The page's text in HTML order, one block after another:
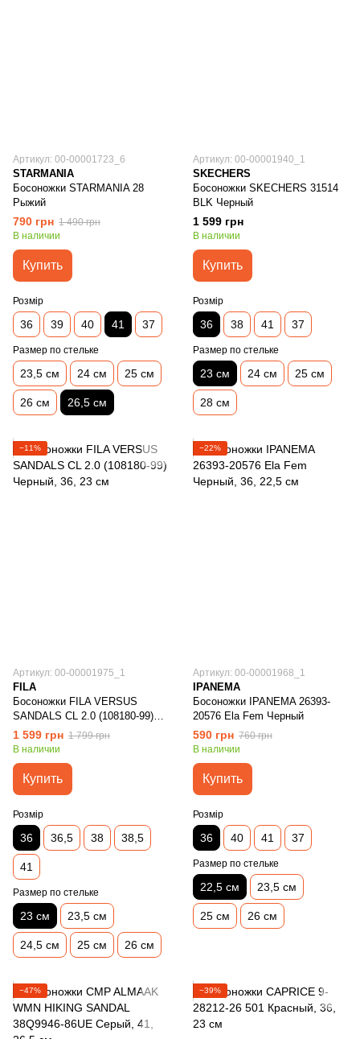
Артикул: 00-00001723_6
STARMANIA
Босоножки STARMANIA 28
Рыжий
790 грн 1 490 грн
В наличии
Купить
Розмір
36 39 40 41 37
Размер по стельке
23,5 см 24 см 25 см
26 см 26,5 см
Артикул: 00-00001940_1
SKECHERS
Босоножки SKECHERS 31514
BLK Черный
1 599 грн
В наличии
Купить
Розмір
36 38 41 37
Размер по стельке
23 см 24 см 25 см
28 см
−11%
Артикул: 00-00001975_1
FILA
Босоножки FILA VERSUS
SANDALS CL 2.0 (108180-99)
Черный
1 599 грн 1 799 грн
В наличии
Купить
Розмір
36 36,5 38 38,5
41
Размер по стельке
23 см 23,5 см
24,5 см 25 см 26 см
−22%
Артикул: 00-00001968_1
IPANEMA
Босоножки IPANEMA 26393-
20576 Ela Fem Черный
590 грн 760 грн
В наличии
Купить
Розмір
36 40 41 37
Размер по стельке
22,5 см 23,5 см
25 см 26 см
−47% −39%